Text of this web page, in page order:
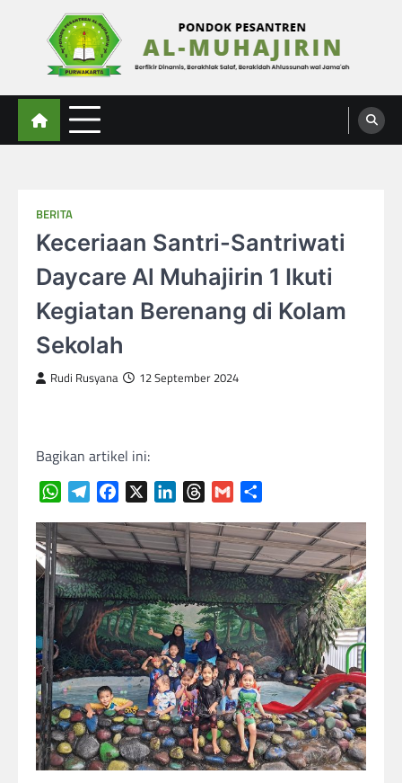
Al-Muhajirin
Berpikir Dinamis – Berakhlak Salaf – Berakidah Ahlussunah wal Jamaah
BERITA
Keceriaan Santri-Santriwati
Daycare Al Muhajirin 1 Ikuti
Kegiatan Berenang di Kolam
Sekolah
Rudi Rusyana 12 September 2024
Bagikan artikel ini:
WhatsAppTelegramFacebook LinkedInThreads
Gmail